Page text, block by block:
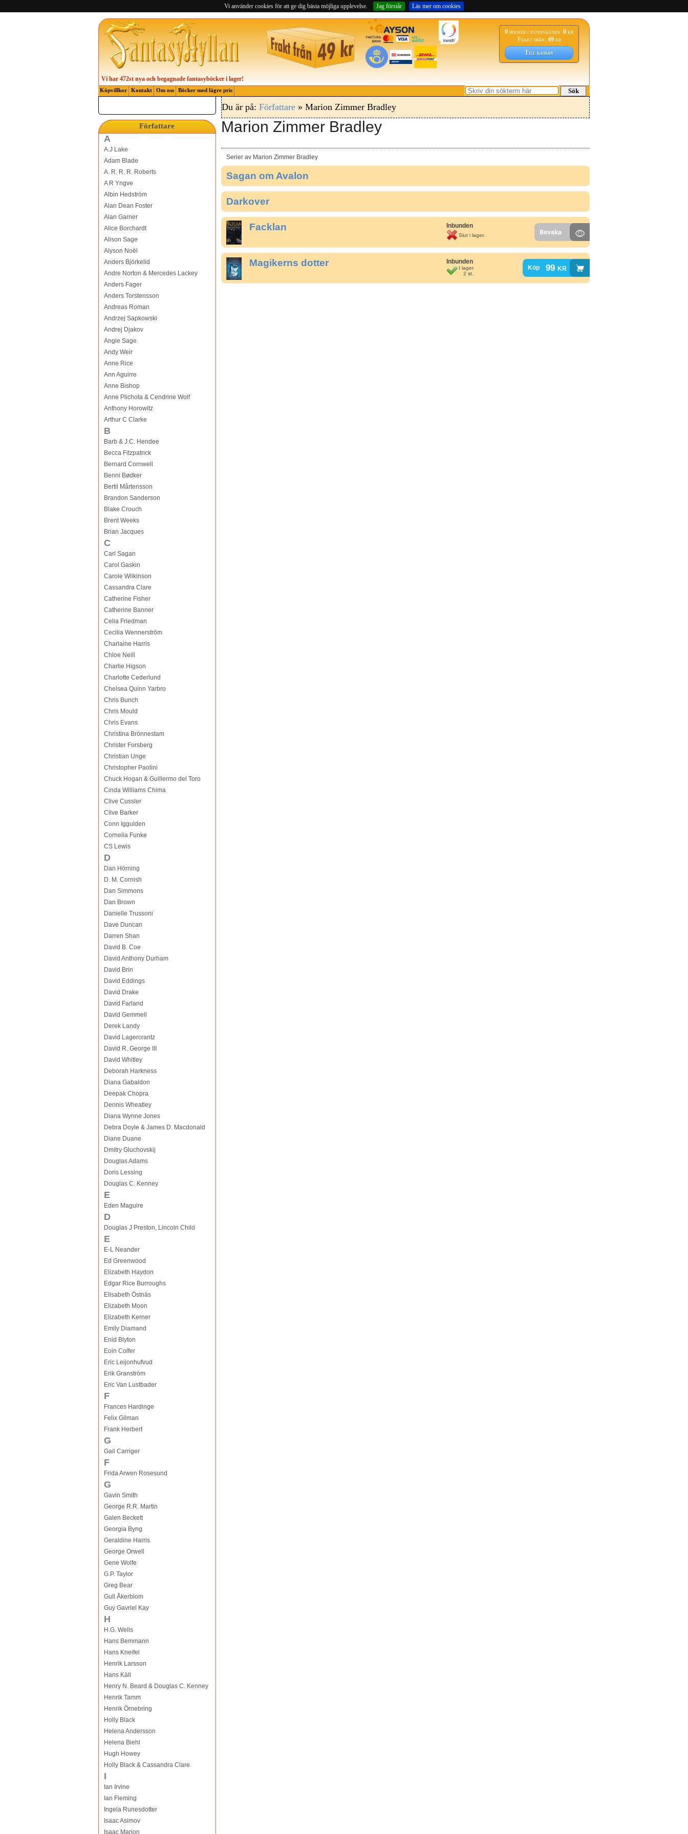
Vi använder cookies för att ge dig bästa möjliga upplevelse. Jag förstår Läs mer om cookies
0 böcker i kundvagnen:0kr
Frakt från: 49kr
Till kassan
Vi har 472st nya och begagnade fantasyböcker i lager!
Köpvillkor Kontakt Om oss Böcker med lägre pris Sök
Författare
A
A.J Lake
Adam Blade
A. R. R. R. Roberts
A R Yngve
Albin Hedström
Alan Dean Foster
Alan Garner
Alice Borchardt
Alison Sage
Alyson Noël
Anders Björkelid
Andre Norton & Mercedes Lackey
Anders Fager
Anders Torstensson
Andreas Roman
Andrzej Sapkowski
Andrej Djakov
Angie Sage
Andy Weir
Anne Rice
Ann Aguirre
Anne Bishop
Anne Plichota & Cendrine Wolf
Anthony Horowitz
Arthur C Clarke
B
Barb & J.C. Hendee
Becca Fitzpatrick
Bernard Cornwell
Benni Bødker
Bertil Mårtensson
Brandon Sanderson
Blake Crouch
Brent Weeks
Brian Jacques
C
Carl Sagan
Carol Gaskin
Carole Wilkinson
Cassandra Clare
Catherine Fisher
Catherine Banner
Celia Friedman
Cecilia Wennerström
Charlaine Harris
Chloe Neill
Charlie Higson
Charlotte Cederlund
Chelsea Quinn Yarbro
Chris Bunch
Chris Mould
Chris Evans
Christina Brönnestam
Christer Forsberg
Christian Unge
Christopher Paolini
Chuck Hogan & Guillermo del Toro
Cinda Williams Chima
Clive Cussler
Clive Barker
Conn Iggulden
Cornelia Funke
CS Lewis
D
Dan Hörning
D. M. Cornish
Dan Simmons
Dan Brown
Danielle Trussoni
Dave Duncan
Darren Shan
David B. Coe
David Anthony Durham
David Brin
David Eddings
David Drake
David Farland
David Gemmell
Derek Landy
David Lagercrantz
David R. George III
David Whitley
Deborah Harkness
Diana Gabaldon
Deepak Chopra
Dennis Wheatley
Diana Wynne Jones
Debra Doyle & James D. Macdonald
Diane Duane
Dmitry Gluchovskij
Douglas Adams
Doris Lessing
Douglas C. Kenney
E
Eden Maguire
D
Douglas J Preston, Lincoln Child
E
E-L Neander
Ed Greenwood
Elizabeth Haydon
Edgar Rice Burroughs
Elisabeth Östnäs
Elizabeth Moon
Elizabeth Kerner
Emily Diamand
Enid Blyton
Eoin Colfer
Eric Leijonhufvud
Erik Granström
Eric Van Lustbader
F
Frances Hardinge
Felix Gilman
Frank Herbert
G
Gail Carriger
F
Frida Arwen Rosesund
G
Gavin Smith
George R.R. Martin
Galen Beckett
Georgia Byng
Geraldine Harris
George Orwell
Gene Wolfe
G.P. Taylor
Greg Bear
Gull Åkerblom
Guy Gavriel Kay
H
H.G. Wells
Hans Bemmann
Hans Kneifel
Henrik Larsson
Hans Käll
Henry N. Beard & Douglas C. Kenney
Henrik Tamm
Henrik Örnebring
Holly Black
Helena Andersson
Helena Biehl
Hugh Howey
Holly Black & Cassandra Clare
I
Ian Irvine
Ian Fleming
Ingela Runesdotter
Isaac Asimov
Isaac Marion
Du är på: Författare» Marion Zimmer Bradley
Marion Zimmer Bradley
Serier av Marion Zimmer Bradley
Sagan om Avalon
Darkover
Facklan Inbunden
Slut i lager. Bevaka
Magikerns dotter Inbunden
I lager
2 st.
Köp 99kr